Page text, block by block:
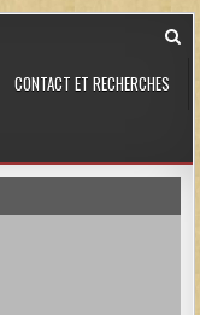
CONTACT ET RECHERCHES